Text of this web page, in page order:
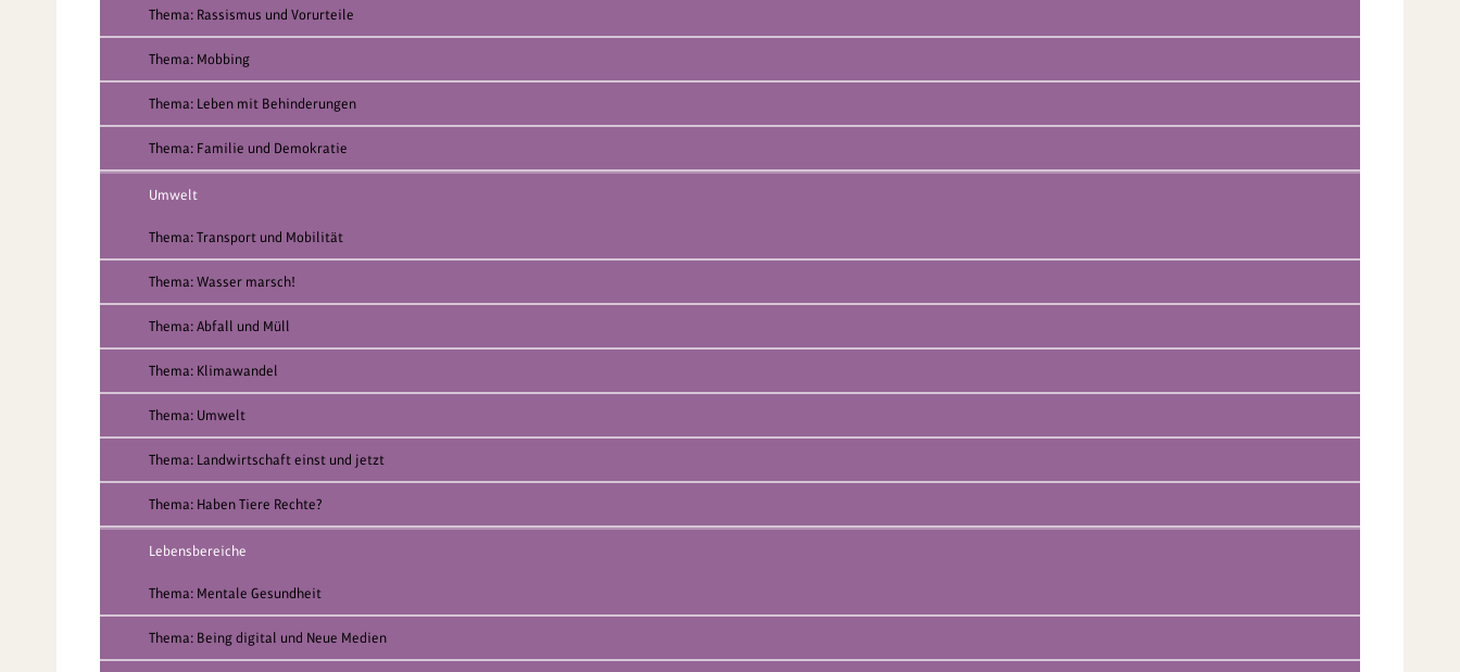
Thema: Rassismus und Vorurteile
Thema: Mobbing
Thema: Leben mit Behinderungen
Thema: Familie und Demokratie
Umwelt
Thema: Transport und Mobilität
Thema: Wasser marsch!
Thema: Abfall und Müll
Thema: Klimawandel
Thema: Umwelt
Thema: Landwirtschaft einst und jetzt
Thema: Haben Tiere Rechte?
Lebensbereiche
Thema: Mentale Gesundheit
Thema: Being digital und Neue Medien